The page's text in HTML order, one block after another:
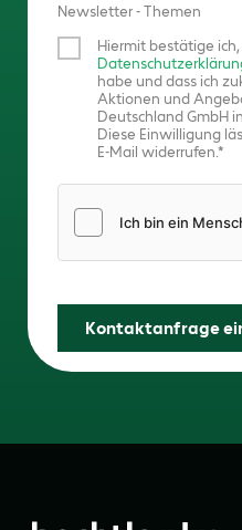
Newsletter - Themen
Hiermit bestätige ich,
habe und dass ich
Aktionen und
Deutschland GmbH
Diese Einwilligung
E-Mail widerrufen.
Kontaktanfrage